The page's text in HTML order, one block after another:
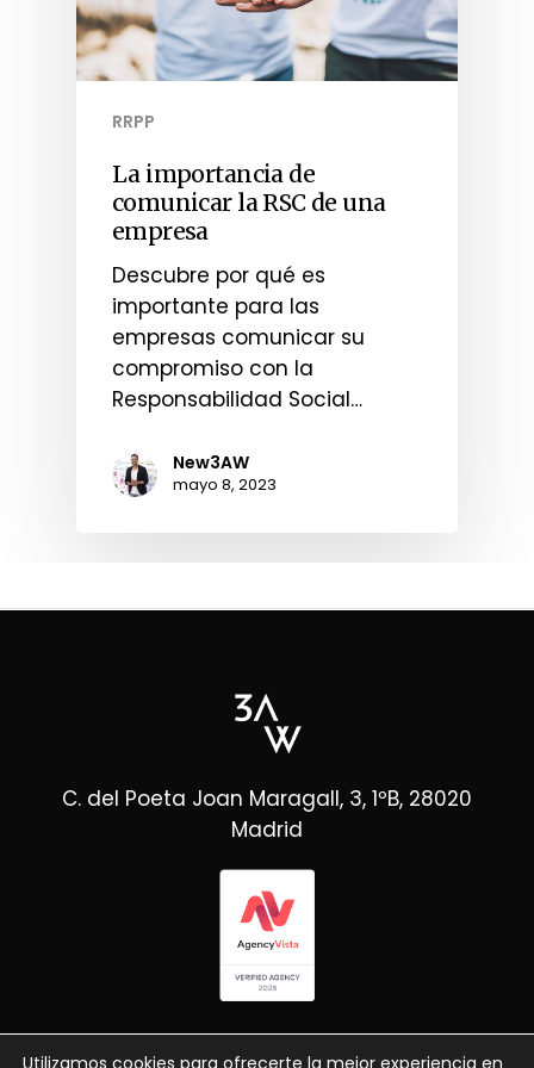
RRPP
La importancia de
comunicar la RSC de una
empresa
Descubre por qué es
importante para las
empresas comunicar su
compromiso con la
Responsabilidad Social…
New3AW
mayo 8, 2023
C. del Poeta Joan Maragall, 3, 1ºB, 28020
Madrid
Utilizamos cookies para ofrecerte la mejor experiencia en